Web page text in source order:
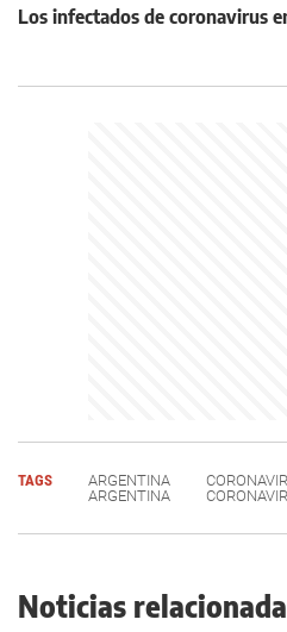
Los infectados de coronavirus
TAGS ARGENTINA
ARGENTINA
Noticias